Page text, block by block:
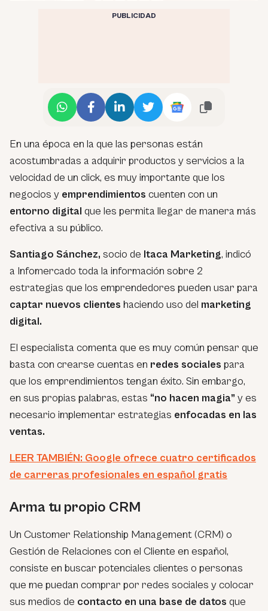
PUBLICIDAD
En una época en la que las personas están
acostumbradas a adquirir productos y servicios a la
velocidad de un click, es muy importante que los
negocios y emprendimientos cuenten con un
entorno digital que les permita llegar de manera más
efectiva a su público.
Santiago Sánchez, socio de Itaca Marketing, indicó
a Infomercado toda la información sobre 2
estrategias que los emprendedores pueden usar para
captar nuevos clientes haciendo uso del marketing
digital.
El especialista comenta que es muy común pensar que
basta con crearse cuentas en redes sociales para
que los emprendimientos tengan éxito. Sin embargo,
en sus propias palabras, estas “no hacen magia” y es
necesario implementar estrategias enfocadas en las
ventas.
LEER TAMBIÉN: Google ofrece cuatro certificados
de carreras profesionales en español gratis
Arma tu propio CRM
Un Customer Relationship Management (CRM) o
Gestión de Relaciones con el Cliente en español,
consiste en buscar potenciales clientes o personas
que me puedan comprar por redes sociales y colocar
sus medios de contacto en una base de datos que